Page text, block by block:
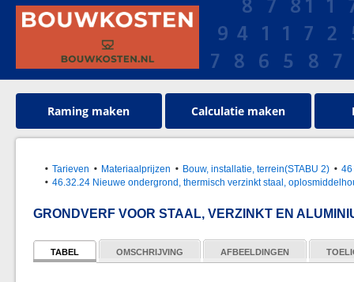
Raming maken Calculatie maken
Tarieven Materiaalprijzen Bouw, installatie, terrein(STABU 2)
46.32.24 Nieuwe ondergrond, thermisch verzinkt staal,
GRONDVERF VOOR STAAL, VERZINKT EN
TABEL OMSCHRIJVING AFBEELDINGEN